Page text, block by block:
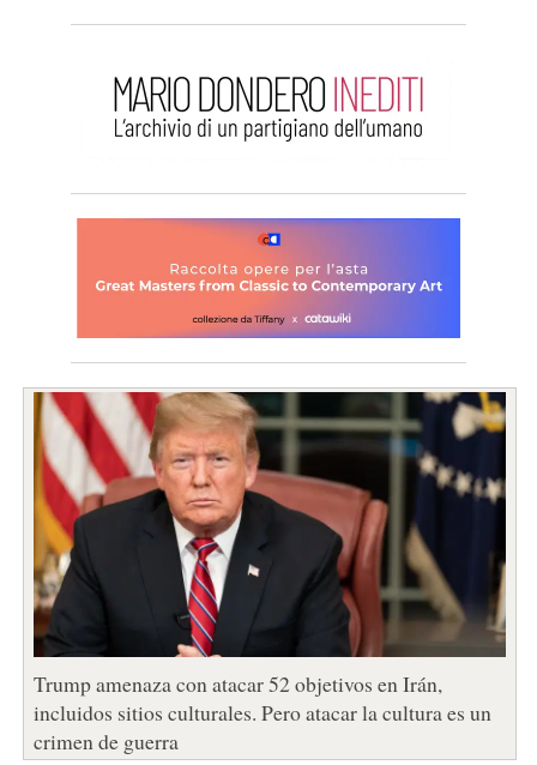
Trump amenaza con atacar 52 objetivos en Irán,
incluidos sitios culturales. Pero atacar la cultura es un
crimen de guerra